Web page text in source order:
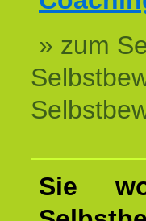
» zum
Sie